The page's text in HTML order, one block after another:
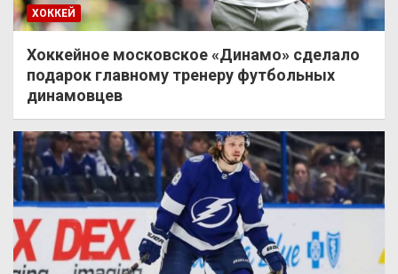
ХОККЕЙ
Хоккейное московское «Динамо» сделало
подарок главному тренеру футбольных
динамовцев